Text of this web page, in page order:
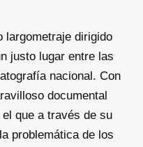
largometraje dirigido
justo lugar entre las
nacional. Con
documental
que a través de su
problemática de los